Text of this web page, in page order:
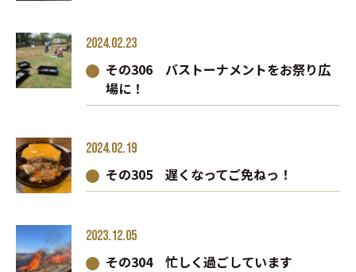
2024.02.23
その306 バストーナメントをお祭り広
場に！
2024.02.19
その305 遅くなってご免ねっ！
2023.12.05
その304 忙しく過ごしています